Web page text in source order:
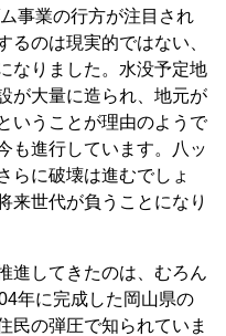
事業の行方が注目され
るのは現実的ではない、
なりました。水没予定地
が大量に造られ、地元が
いうことが理由のようで
も進行しています。八ッ
らに破壊は進むでしょ
来世代が負うことになり
進してきたのは、むろん
年に完成した岡山県の
民の弾圧で知られていま